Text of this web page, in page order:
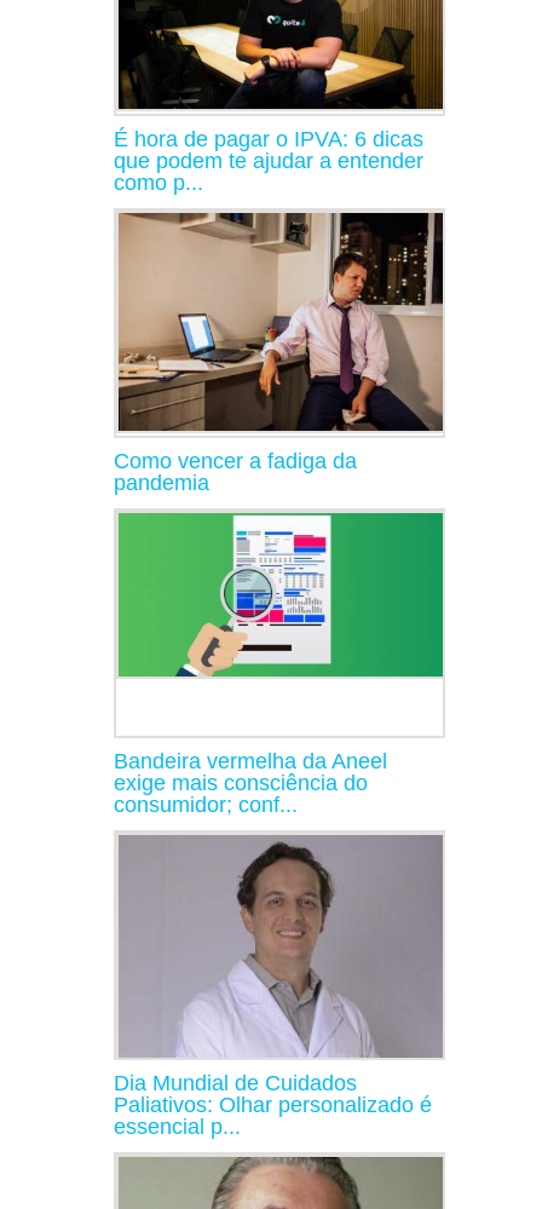
É hora de pagar o IPVA: 6 dicas
que podem te ajudar a entender
como p...
Como vencer a fadiga da
pandemia
Bandeira vermelha da Aneel
exige mais consciência do
consumidor; conf...
Dia Mundial de Cuidados
Paliativos: Olhar personalizado é
essencial p...